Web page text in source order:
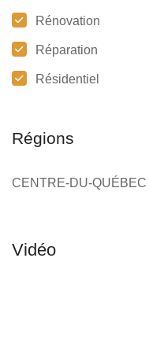
Rénovation
Réparation
Résidentiel
Régions
CENTRE-DU-QUÉBEC